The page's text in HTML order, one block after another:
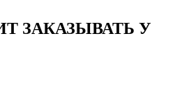
ЗАКАЗЫВАТЬ У